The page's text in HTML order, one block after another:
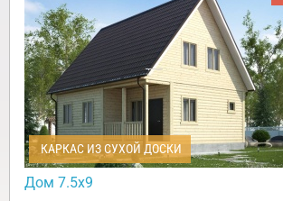
КАРКАС ИЗ СУХОЙ ДОСКИ
Дом 7.5х9